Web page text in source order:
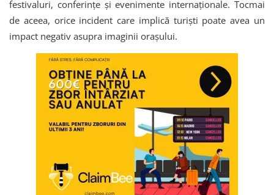
festivaluri, conferințe și evenimente internaționale. Tocmai
de aceea, orice incident care implică turiști poate avea un
impact negativ asupra imaginii orașului.